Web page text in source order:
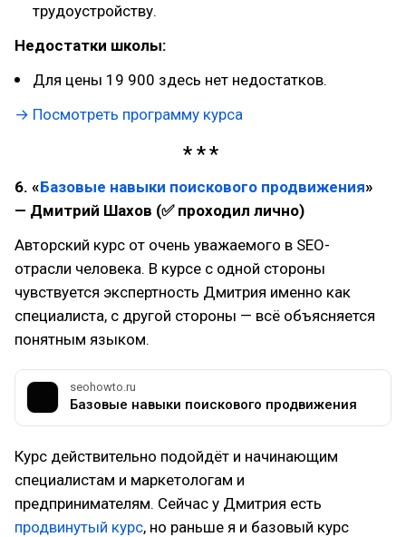
трудоустройству.
Недостатки школы:
Для цены 19 900 здесь нет недостатков.
→ Посмотреть программу курса
6. «Базовые навыки поискового продвижения»
— Дмитрий Шахов (✅ проходил лично)
Авторский курс от очень уважаемого в SEO-
отрасли человека. В курсе с одной стороны
чувствуется экспертность Дмитрия именно как
специалиста, с другой стороны — всё объясняется
понятным языком.
seohowto.ru
Базовые навыки поискового продвижения
Курс действительно подойдёт и начинающим
специалистам и маркетологам и
предпринимателям. Сейчас у Дмитрия есть
продвинутый курс, но раньше я и базовый курс